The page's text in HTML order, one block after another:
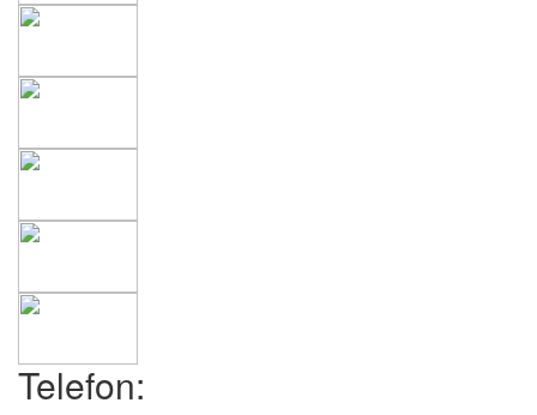
Telefon: